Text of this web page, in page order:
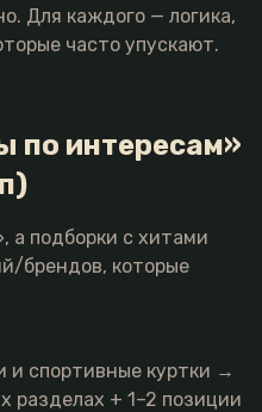
Для каждого — логика,
часто упускают.
по интересам»
а подборки с хитами
брендов, которые
и спортивные куртки →
разделах + 1–2 позиции